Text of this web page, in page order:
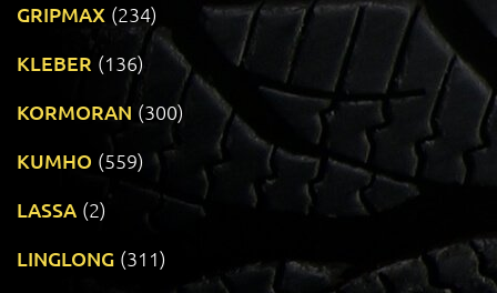
GRIPMAX (234)
KLEBER (136)
KORMORAN (300)
KUMHO (559)
LASSA (2)
LINGLONG (311)